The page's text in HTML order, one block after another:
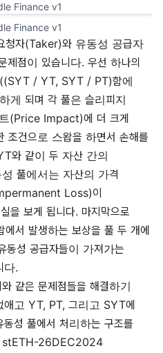
Finance v1
Finance v1
청자(Taker)와 유동성 공급자
점이 있습니다. 우선 하나의
((SYT / YT, SYT / PT)함에
게 되며 각 풀은 슬리피지
(Price Impact)에 더 크게
조건으로 스왑을 하면서 손해를
와 같이 두 자산 간의
풀에서는 자산의 가격
Loss)이
을 보게 됩니다. 마지막으로
발생하는 보상을 풀 두 개에
동성 공급자들이 가져가는
다.
같은 문제점들을 해결하기
고 YT, PT, 그리고 SYT에
성 풀에서 처리하는 구조를
stETH-26DEC2024